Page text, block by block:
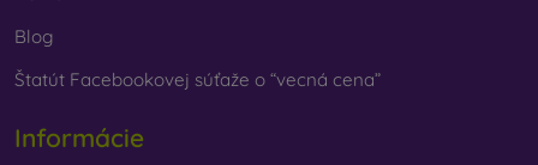
Blog
Štatút Facebookovej súťaže o “vecná cena”
Informácie